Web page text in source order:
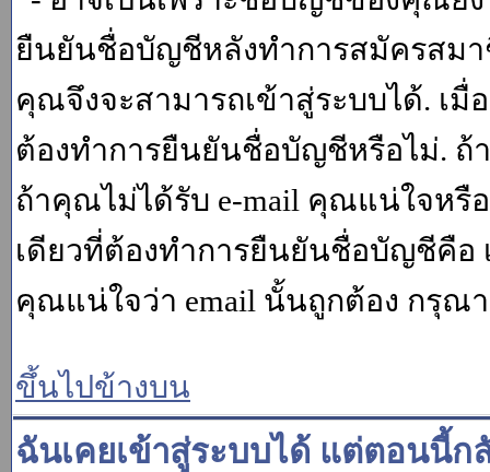
ยืนยันชื่อบัญชีหลังทำการสมัครสมา
คุณจึงจะสามารถเข้าสู่ระบบได้. เ
ต้องทำการยืนยันชื่อบัญชีหรือไม่.
ถ้าคุณไม่ได้รับ e-mail คุณแน่ใจหรื
เดียวที่ต้องทำการยืนยันชื่อบัญชีคือ
คุณแน่ใจว่า email นั้นถูกต้อง กรุณ
ขึ้นไปข้างบน
ฉันเคยเข้าสู่ระบบได้ แต่ตอนนี้ก